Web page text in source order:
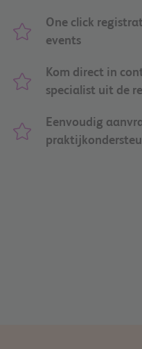
One click
events
Kom direct in
specialist uit de
Eenvoudig